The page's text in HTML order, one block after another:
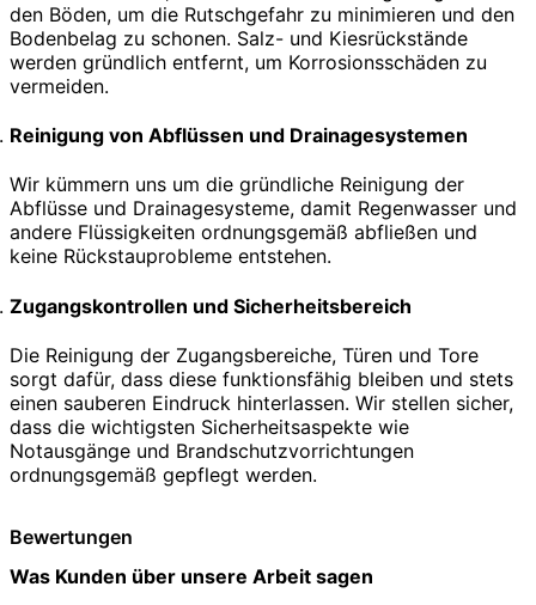
den Böden, um die Rutschgefahr zu minimieren und den
Bodenbelag zu schonen. Salz- und Kiesrückstände
werden gründlich entfernt, um Korrosionsschäden zu
vermeiden.
Reinigung von Abflüssen und Drainagesystemen
Wir kümmern uns um die gründliche Reinigung der
Abflüsse und Drainagesysteme, damit Regenwasser und
andere Flüssigkeiten ordnungsgemäß abfließen und
keine Rückstauprobleme entstehen.
Zugangskontrollen und Sicherheitsbereich
Die Reinigung der Zugangsbereiche, Türen und Tore
sorgt dafür, dass diese funktionsfähig bleiben und stets
einen sauberen Eindruck hinterlassen. Wir stellen sicher,
dass die wichtigsten Sicherheitsaspekte wie
Notausgänge und Brandschutzvorrichtungen
ordnungsgemäß gepflegt werden.
Bewertungen
Was Kunden über unsere Arbeit sagen